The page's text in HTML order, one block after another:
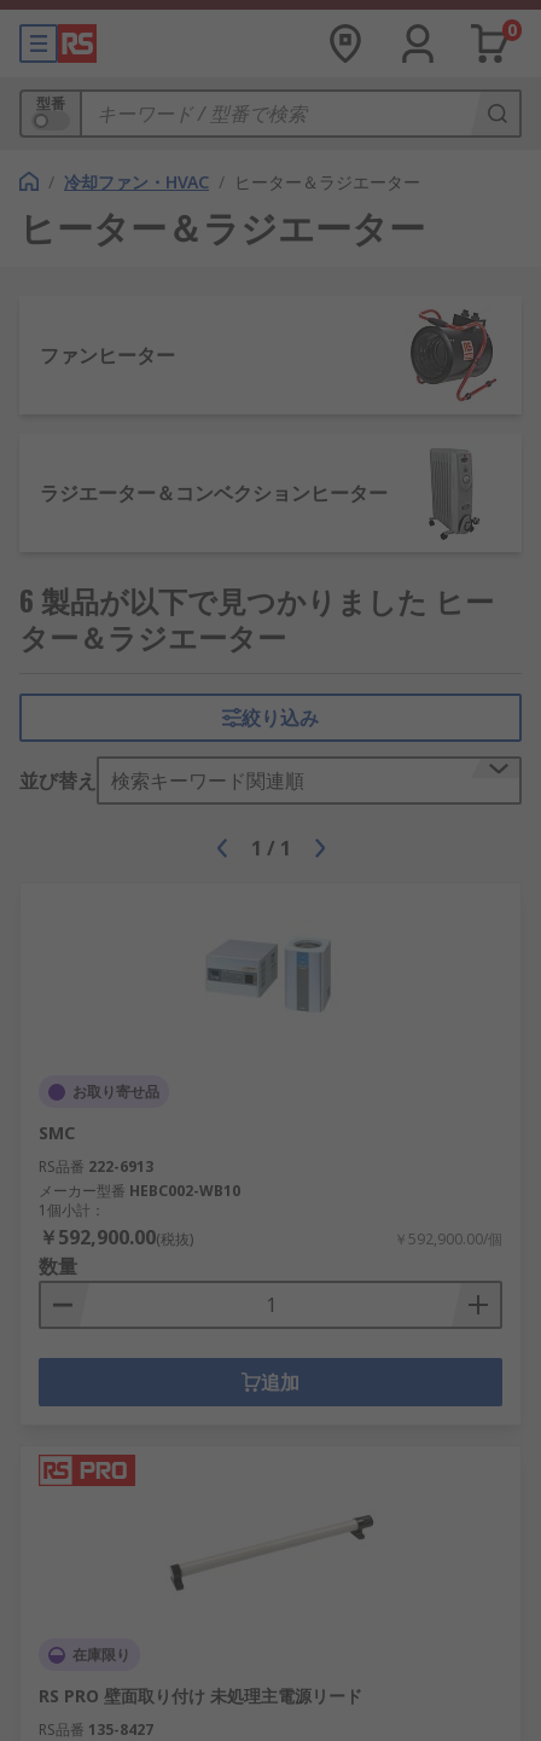
0
型番
/ 冷却ファン・HVAC / ヒーター＆ラジエーター
ヒーター＆ラジエーター
ファンヒーター
ラジエーター＆コンベクションヒーター
6 製品が以下で見つかりました ヒー
ター＆ラジエーター
絞り込み
並び替え 検索キーワード関連順
1 / 1
お取り寄せ品
SMC
RS品番 222-6913
メーカー型番 HEBC002-WB10
1個小計：
￥592,900.00(税抜) ￥592,900.00/個
数量
追加
在庫限り
RS PRO 壁面取り付け 未処理主電源リード
RS品番 135-8427